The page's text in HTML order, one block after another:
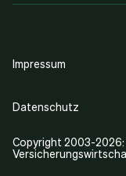
Copyright 2003-2026:
Impressum
Datenschutz